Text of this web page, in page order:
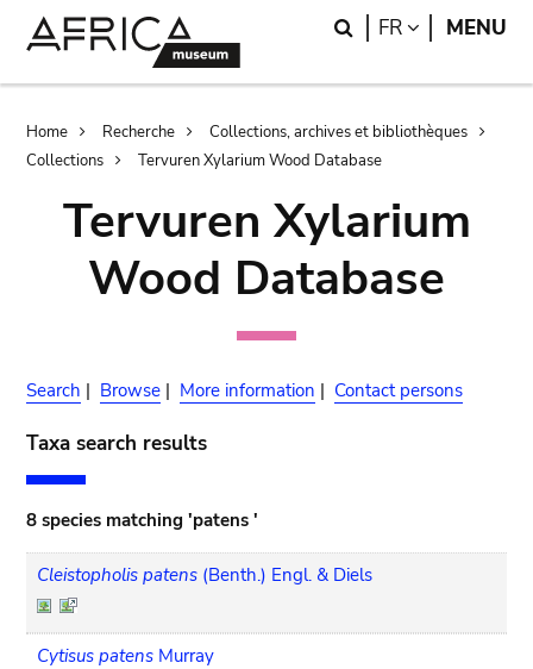
Search
FR LANGUAGE
MENU
Breadcrumb
Home Recherche
Collections, archives et bibliothèques
Collections
Tervuren Xylarium Wood Database
Tervuren Xylarium
Wood Database
Search | Browse | More information | Contact persons
Taxa search results
8 species matching 'patens '
Cleistopholis patens (Benth.) Engl. & Diels
Cytisus patens Murray